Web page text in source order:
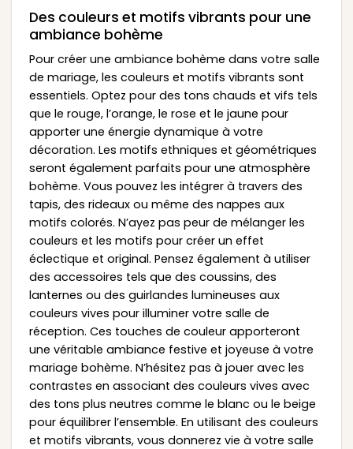
Des couleurs et motifs vibrants pour une
ambiance bohème
Pour créer une ambiance bohème dans votre salle
de mariage, les couleurs et motifs vibrants sont
essentiels. Optez pour des tons chauds et vifs tels
que le rouge, l’orange, le rose et le jaune pour
apporter une énergie dynamique à votre
décoration. Les motifs ethniques et géométriques
seront également parfaits pour une atmosphère
bohème. Vous pouvez les intégrer à travers des
tapis, des rideaux ou même des nappes aux
motifs colorés. N’ayez pas peur de mélanger les
couleurs et les motifs pour créer un effet
éclectique et original. Pensez également à utiliser
des accessoires tels que des coussins, des
lanternes ou des guirlandes lumineuses aux
couleurs vives pour illuminer votre salle de
réception. Ces touches de couleur apporteront
une véritable ambiance festive et joyeuse à votre
mariage bohème. N’hésitez pas à jouer avec les
contrastes en associant des couleurs vives avec
des tons plus neutres comme le blanc ou le beige
pour équilibrer l’ensemble. En utilisant des couleurs
et motifs vibrants, vous donnerez vie à votre salle